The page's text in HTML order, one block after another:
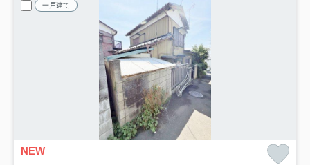
一戸建て
NEW